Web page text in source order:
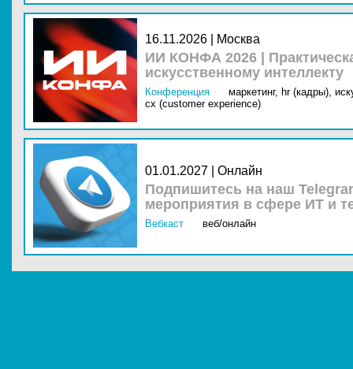
16.11.2026 | Москва
ИИ КОНФА 2026 |
искусственному интеллекту
Конференция маркетинг, hr (кадры),
cx (customer experience)
01.01.2027 | Онлайн
Подпишитесь на наш
мероприятия в сфере ИТ и
Вебкаст веб/онлайн